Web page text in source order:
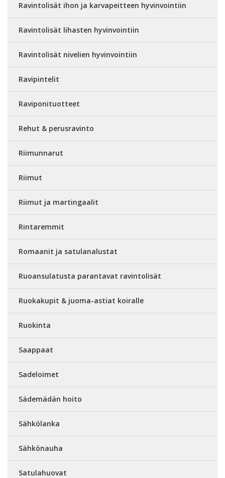
Ravintolisät ihon ja karvapeitteen hyvinvointiin
Ravintolisät lihasten hyvinvointiin
Ravintolisät nivelien hyvinvointiin
Ravipintelit
Raviponituotteet
Rehut & perusravinto
Riimunnarut
Riimut
Riimut ja martingaalit
Rintaremmit
Romaanit ja satulanalustat
Ruoansulatusta parantavat ravintolisät
Ruokakupit & juoma-astiat koiralle
Ruokinta
Saappaat
Sadeloimet
Sädemädän hoito
Sähkölanka
Sähkönauha
Satulahuovat